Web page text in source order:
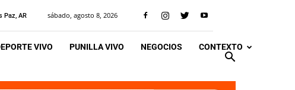
Paz, AR sábado, agosto 8, 2026
VIVO PUNILLA VIVO NEGOCIOS CONTEXTO